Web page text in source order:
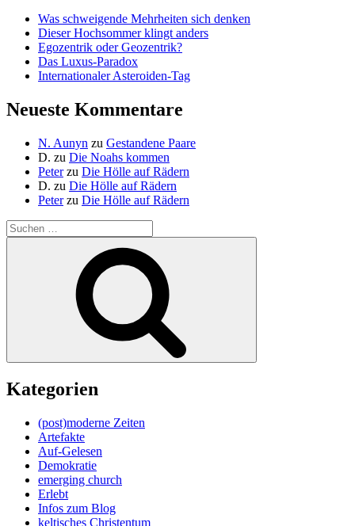
Was schweigende Mehrheiten sich denken
Dieser Hochsommer klingt anders
Egozentrik oder Geozentrik?
Das Luxus-Paradox
Internationaler Asteroiden-Tag
Neueste Kommentare
N. Aunyn zu Gestandene Paare
D. zu Die Noahs kommen
Peterzu Die Hölle auf Rädern
D. zu Die Hölle auf Rädern
Peterzu Die Hölle auf Rädern
Suche
nach:
Kategorien
(post)moderne Zeiten
Artefakte
Auf-Gelesen
Demokratie
emerging church
Erlebt
Infos zum Blog
keltisches Christentum